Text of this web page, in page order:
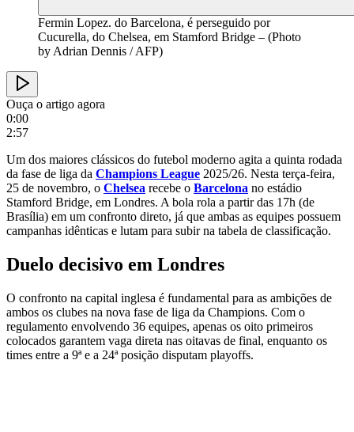
Fermin Lopez. do Barcelona, é perseguido por
Cucurella, do Chelsea, em Stamford Bridge – (Photo
by Adrian Dennis / AFP)
Ouça o artigo agora
0:00
2:57
Um dos maiores clássicos do futebol moderno agita a quinta rodada
da fase de liga da Champions League 2025/26. Nesta terça-feira,
25 de novembro, o Chelsea recebe o Barcelona no estádio
Stamford Bridge, em Londres. A bola rola a partir das 17h (de
Brasília) em um confronto direto, já que ambas as equipes possuem
campanhas idênticas e lutam para subir na tabela de classificação.
Duelo decisivo em Londres
O confronto na capital inglesa é fundamental para as ambições de
ambos os clubes na nova fase de liga da Champions. Com o
regulamento envolvendo 36 equipes, apenas os oito primeiros
colocados garantem vaga direta nas oitavas de final, enquanto os
times entre a 9ª e a 24ª posição disputam playoffs.